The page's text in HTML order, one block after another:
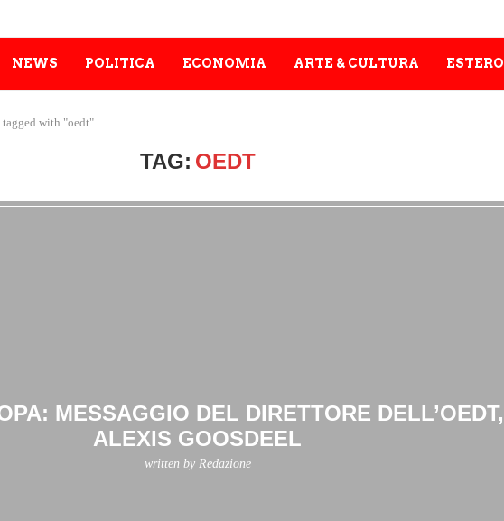
NEWS POLITICA ECONOMIA ARTE & CULTURA ESTERO
tagged with "oedt"
TAG: OEDT
MESSAGGIO DEL DIRETTORE DELL’OEDT,
ALEXIS GOOSDEEL
written by Redazione